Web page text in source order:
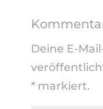
Deine E-
*markiert.